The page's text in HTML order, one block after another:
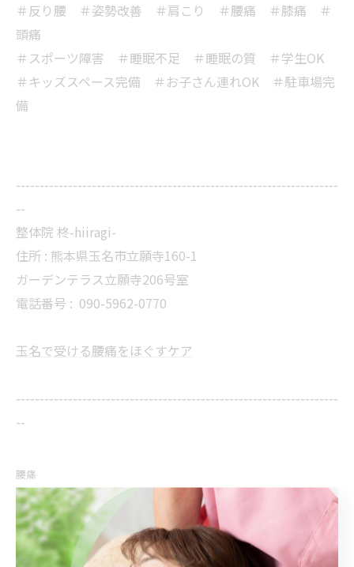
＃反り腰 ＃姿勢改善 ＃肩こり ＃腰痛 ＃膝痛 ＃
頭痛
＃スポーツ障害 ＃睡眠不足 ＃睡眠の質 ＃学生OK
＃キッズスペース完備 ＃お子さん連れOK ＃駐車場完
備
--------------------------------------------------------------------
--
整体院 柊-hiiragi-
住所 : 熊本県玉名市立願寺160-1
ガーデンテラス立願寺206号室
電話番号 : 090-5962-0770
玉名で受ける腰痛をほぐすケア
--------------------------------------------------------------------
--
腰痛
< 前のページ 一覧に戻る 次のページ >